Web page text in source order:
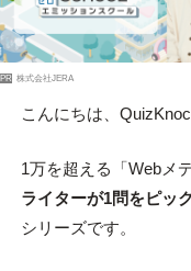
PR 株式会社JERA
こんにちは、
1万を超える「Webメ
ライターが1問をピッ
シリーズです。